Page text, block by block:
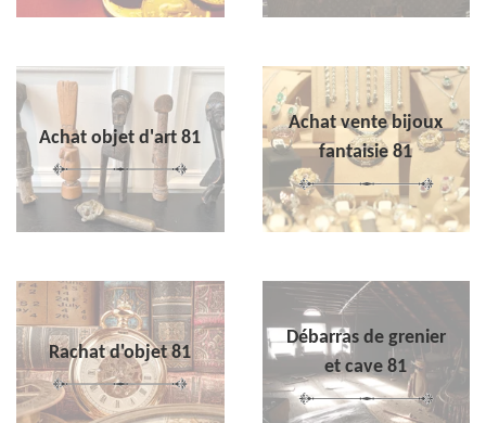
Achat objet d'art 81
Achat vente bijoux
fantaisie 81
Rachat d'objet 81
Débarras de grenier
et cave 81